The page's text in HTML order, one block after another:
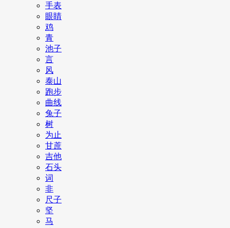
手表
眼睛
鸡
青
池子
言
风
泰山
跑步
曲线
兔子
树
为止
甘蔗
吉他
石头
词
非
尺子
坚
马